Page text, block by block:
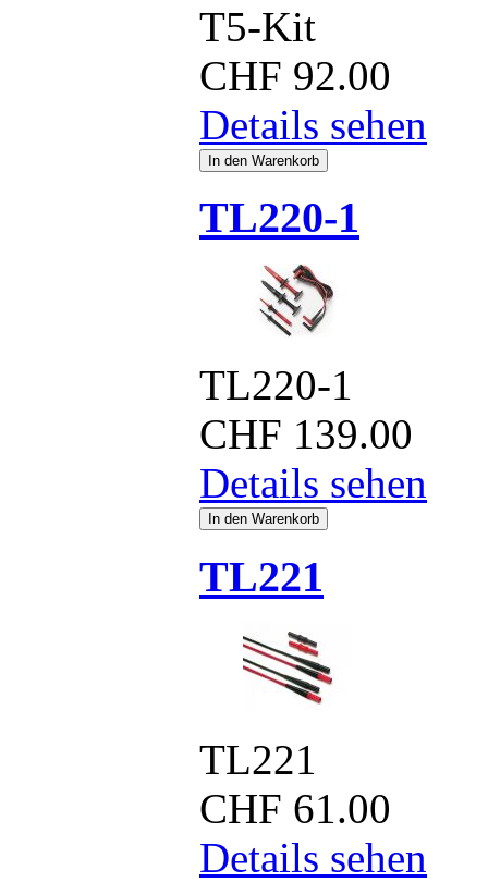
T5-Kit
CHF 92.00
Details sehen
TL220-1
TL220-1
CHF 139.00
Details sehen
TL221
TL221
CHF 61.00
Details sehen